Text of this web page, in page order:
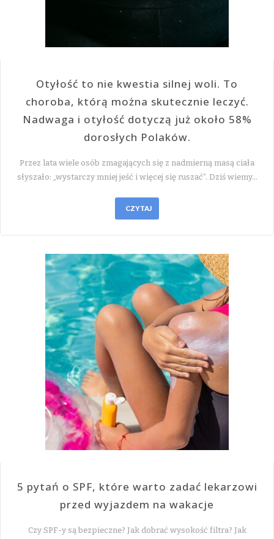
Otyłość to nie kwestia silnej woli. To
choroba, którą można skutecznie leczyć.
Nadwaga i otyłość dotyczą już około 58%
dorosłych Polaków.
Przez lata wiele osób zmagających się z nadmierną masą ciała
słyszało: „wystarczy mniej jeść i więcej się ruszać”. Dziś wiemy…
CZYTAJ
5 pytań o SPF, które warto zadać lekarzowi
przed wyjazdem na wakacje
Czy SPF-y są bezpieczne? Jak dobrać wysokość filtra? Jak